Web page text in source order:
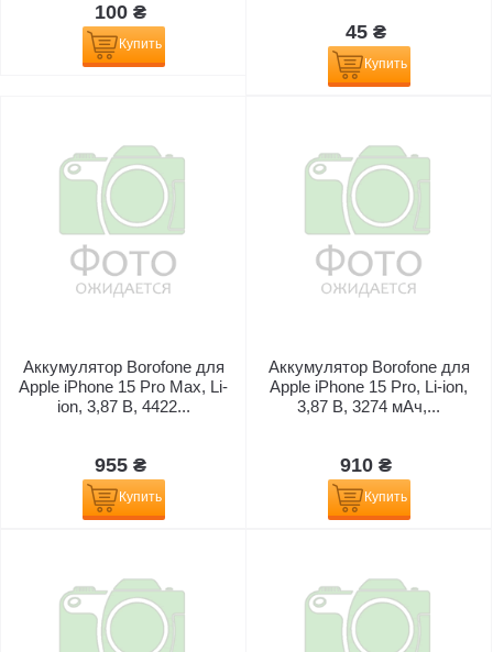
100 ₴
Купить
45 ₴
Купить
Аккумулятор Borofone для
Apple iPhone 15 Pro Max, Li-
ion, 3,87 B, 4422...
955 ₴
Купить
Аккумулятор Borofone для
Apple iPhone 15 Pro, Li-ion,
3,87 B, 3274 мАч,...
910 ₴
Купить